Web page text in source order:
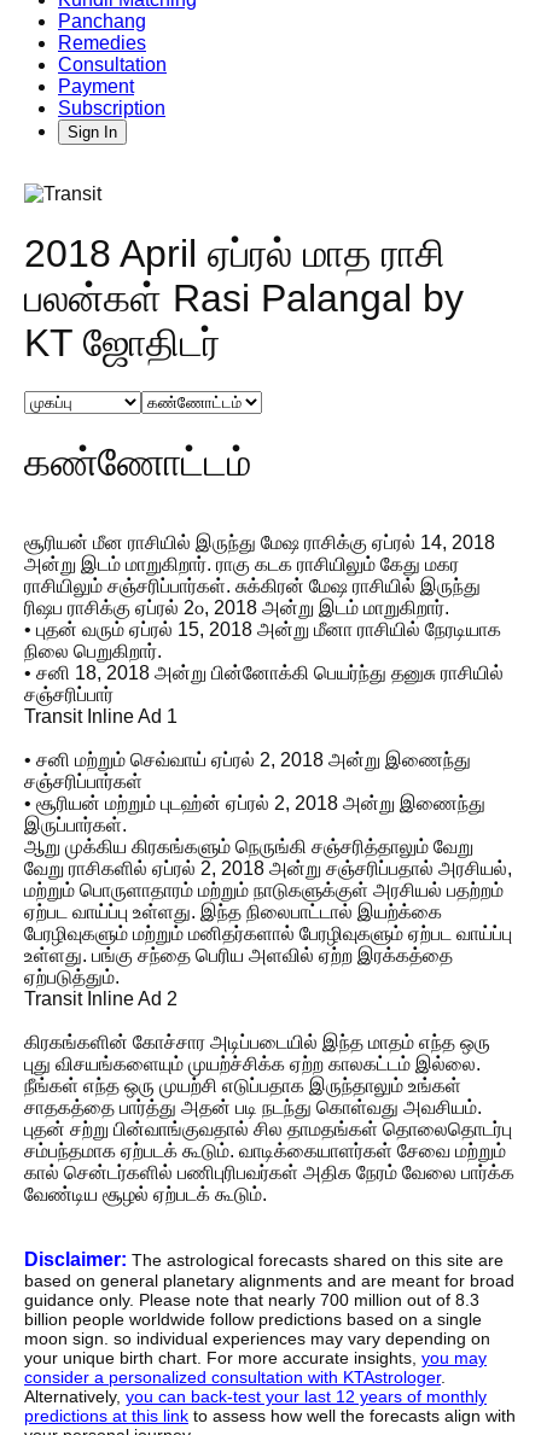
Panchang
Remedies
Consultation
Payment
Subscription
Sign In
2018 April ஏப்ரல் மாத ராசி
பலன்கள் Rasi Palangal by
KT ஜோதிடர்
கண்ணோட்டம்
சூரியன் மீன ராசியில் இருந்து மேஷ ராசிக்கு ஏப்ரல் 14, 2018
அன்று இடம் மாறுகிறார். ராகு கடக ராசியிலும் கேது மகர
ராசியிலும் சஞ்சரிப்பார்கள். சுக்கிரன் மேஷ ராசியில் இருந்து
ரிஷப ராசிக்கு ஏப்ரல் 2௦, 2018 அன்று இடம் மாறுகிறார்.
• புதன் வரும் ஏப்ரல் 15, 2018 அன்று மீனா ராசியில் நேரடியாக
நிலை பெறுகிறார்.
• சனி 18, 2018 அன்று பின்னோக்கி பெயர்ந்து தனுசு ராசியில்
சஞ்சரிப்பார்
Transit Inline Ad 1
• சனி மற்றும் செவ்வாய் ஏப்ரல் 2, 2018 அன்று இணைந்து
சஞ்சரிப்பார்கள்
• சூரியன் மற்றும் புடஹ்ன் ஏப்ரல் 2, 2018 அன்று இணைந்து
இருப்பார்கள்.
ஆறு முக்கிய கிரகங்களும் நெருங்கி சஞ்சரித்தாலும் வேறு
வேறு ராசிகளில் ஏப்ரல் 2, 2018 அன்று சஞ்சரிப்பதால் அரசியல்,
மற்றும் பொருளாதாரம் மற்றும் நாடுகளுக்குள் அரசியல் பதற்றம்
ஏற்பட வாய்ப்பு உள்ளது. இந்த நிலைபாட்டால் இயற்க்கை
பேரழிவுகளும் மற்றும் மனிதர்களால் பேரழிவுகளும் ஏற்பட வாய்ப்பு
உள்ளது. பங்கு சந்தை பெரிய அளவில் ஏற்ற இரக்கத்தை
ஏற்படுத்தும்.
Transit Inline Ad 2
கிரகங்களின் கோச்சார அடிப்படையில் இந்த மாதம் எந்த ஒரு
புது விசயங்களையும் முயற்ச்சிக்க ஏற்ற காலகட்டம் இல்லை.
நீங்கள் எந்த ஒரு முயற்சி எடுப்பதாக இருந்தாலும் உங்கள்
சாதகத்தை பார்த்து அதன் படி நடந்து கொள்வது அவசியம்.
புதன் சற்று பின்வாங்குவதால் சில தாமதங்கள் தொலைதொடர்பு
சம்பந்தமாக ஏற்படக் கூடும். வாடிக்கையாளர்கள் சேவை மற்றும்
கால் சென்டர்களில் பணிபுரிபவர்கள் அதிக நேரம் வேலை பார்க்க
வேண்டிய சூழல் ஏற்படக் கூடும்.
Disclaimer: The astrological forecasts shared on this site are
based on general planetary alignments and are meant for broad
guidance only. Please note that nearly 700 million out of 8.3
billion people worldwide follow predictions based on a single
moon sign. so individual experiences may vary depending on
your unique birth chart. For more accurate insights, you may
consider a personalized consultation with KTAstrologer.
Alternatively, you can back-test your last 12 years of monthly
predictions at this link to assess how well the forecasts align with